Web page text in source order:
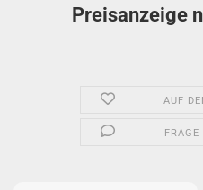
Preisanzeige
AUF